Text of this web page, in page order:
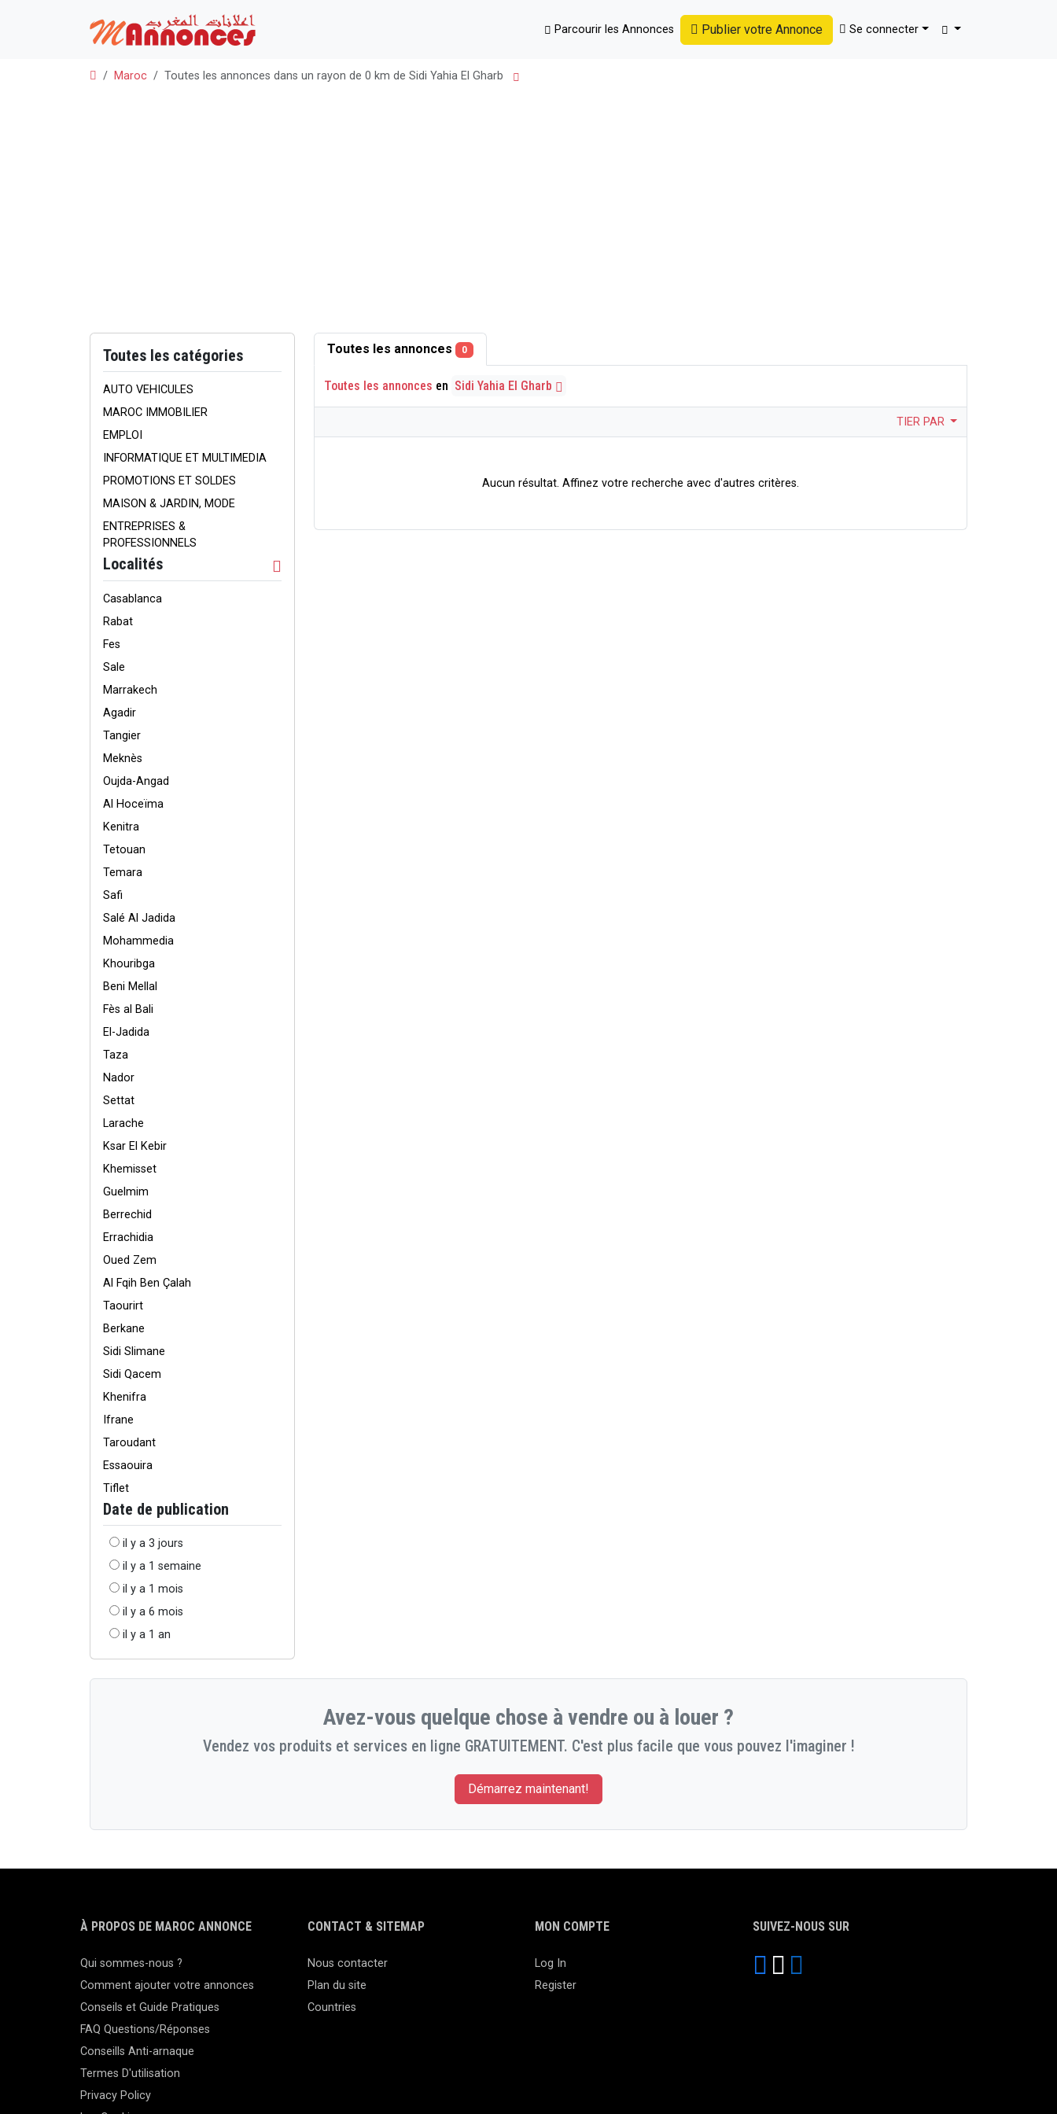
Parcourir les Annonces Publier votre Annonce Se connecter
Trouver
Maroc Toutes les annonces dans un rayon de 0 km de Sidi Yahia El Gharb
Toutes les catégories
AUTO VEHICULES
MAROC IMMOBILIER
EMPLOI
INFORMATIQUE ET MULTIMEDIA
PROMOTIONS ET SOLDES
MAISON & JARDIN, MODE
ENTREPRISES &
PROFESSIONNELS
Localités
Casablanca
Rabat
Fes
Sale
Marrakech
Agadir
Tangier
Meknès
Oujda-Angad
Al Hoceïma
Kenitra
Tetouan
Temara
Safi
Salé Al Jadida
Mohammedia
Khouribga
Beni Mellal
Fès al Bali
El-Jadida
Taza
Nador
Settat
Larache
Ksar El Kebir
Khemisset
Guelmim
Berrechid
Errachidia
Oued Zem
Al Fqih Ben Çalah
Taourirt
Berkane
Sidi Slimane
Sidi Qacem
Khenifra
Ifrane
Taroudant
Essaouira
Tiflet
Date de publication
il y a 3 jours
il y a 1 semaine
il y a 1 mois
il y a 6 mois
il y a 1 an
Toutes les annonces 0
Toutes les annonces en Sidi Yahia El Gharb
TIER PAR
Aucun résultat. Affinez votre recherche avec d'autres critères.
Avez-vous quelque chose à vendre ou à louer ?
Vendez vos produits et services en ligne GRATUITEMENT. C'est plus facile que vous pouvez l'imaginer !
Démarrez maintenant!
À PROPOS DE MAROC ANNONCE
Qui sommes-nous ?
Comment ajouter votre annonces
Conseils et Guide Pratiques
FAQ Questions/Réponses
Conseills Anti-arnaque
Termes D'utilisation
Privacy Policy
CONTACT & SITEMAP
Nous contacter
Plan du site
Countries
MON COMPTE
Log In
Register
SUIVEZ-NOUS SUR